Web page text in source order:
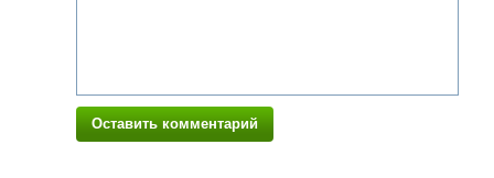
Оставить комментарий